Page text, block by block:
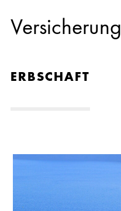
Versicherung
ERBSCHAFT